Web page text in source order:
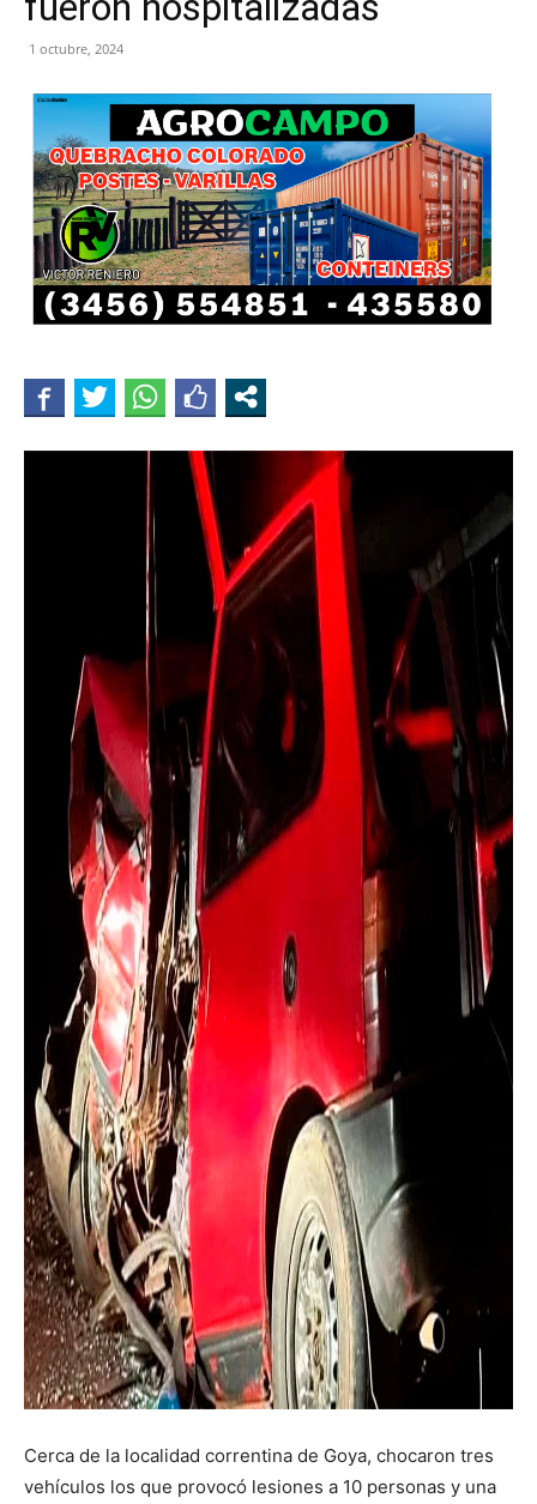
1 octubre, 2024
Cerca de la localidad correntina de Goya, chocaron tres
vehículos los que provocó lesiones a 10 personas y una